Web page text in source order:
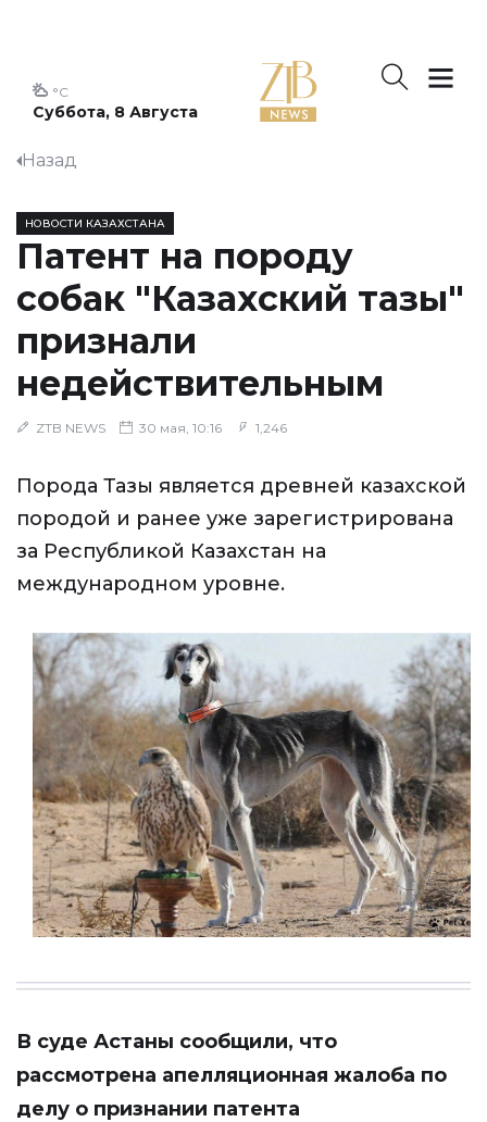
Суббота, 8 Августа
°C
Назад
НОВОСТИ КАЗАХСТАНА
Патент на породу
собак "Казахский тазы"
признали
недействительным
ZTB NEWS 30 мая, 10:16 1,246
Порода Тазы является древней казахской
породой и ранее уже зарегистрирована
за Республикой Казахстан на
международном уровне.
В суде Астаны сообщили, что
рассмотрена апелляционная жалоба по
делу о признании патента